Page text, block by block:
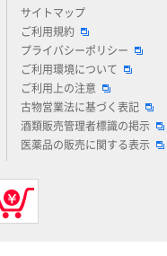
サイトマップ
ご利用規約
プライバシーポリシー
ご利用環境について
ご利用上の注意
古物営業法に基づく表記
酒類販売管理者標識の掲示
医薬品の販売に関する表示